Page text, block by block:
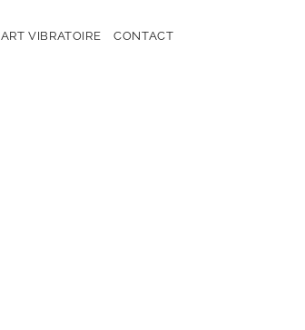
ART VIBRATOIRE CONTACT